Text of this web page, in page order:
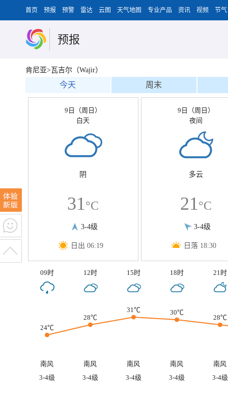
首页 预报 预警 雷达 云图 天气地图 专业产品 资讯 视频 节气
预报
肯尼亚>瓦吉尔（Wajir）
今天 周末
9日（周日）
白天
阴
31°C
3-4级
日出 06:19
9日（周日）
夜间
多云
21°C
3-4级
日落 18:30
09时 12时 15时 18时 21时
24℃
28℃
31℃ 30℃
28℃
南风 南风 南风 南风
南风
3-4级
3-4级 3-4级 3-4级 3-4级